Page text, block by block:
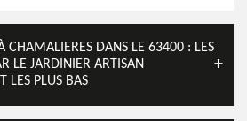
CHAMALIERES DANS LE 63400 : LES
LE JARDINIER ARTISAN
LES PLUS BAS